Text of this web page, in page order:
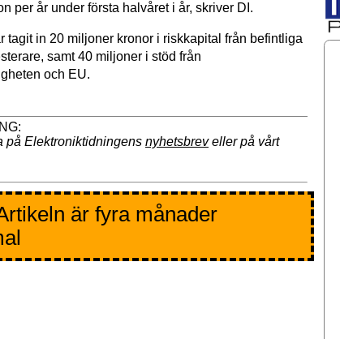
per år under första halvåret i år, skriver DI.
tagit in 20 miljoner kronor i riskkapital från befintliga
samt 40 miljoner i stöd från
och EU.
på Elektroniktidningens nyhetsbreveller på vårt
är fyra månader